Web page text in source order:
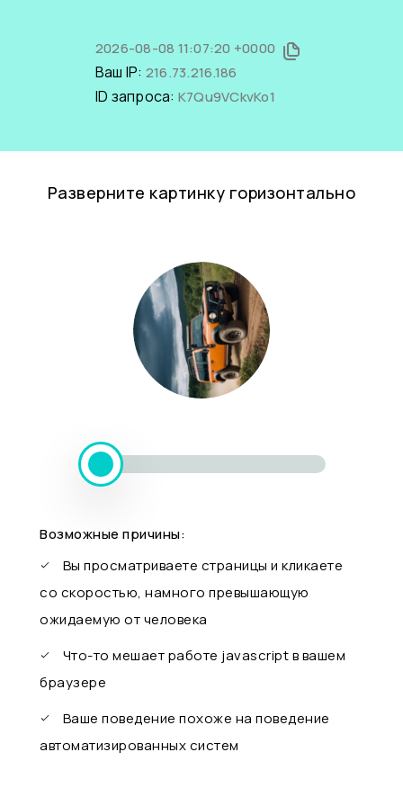
2026-08-08 11:07:20 +0000
Ваш IP: 216.73.216.186
ID запроса: K7Qu9VCkvKo1
Разверните картинку горизонтально
Возможные причины:
Вы просматриваете страницы и кликаете
со скоростью, намного превышающую
ожидаемую от человека
Что-то мешает работе javascript в вашем
браузере
Ваше поведение похоже на поведение
автоматизированных систем